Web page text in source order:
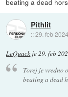
beating a dead
Pithlit
::29. feb
LeQuack je29. feb
Torej je vredno
beating a dead